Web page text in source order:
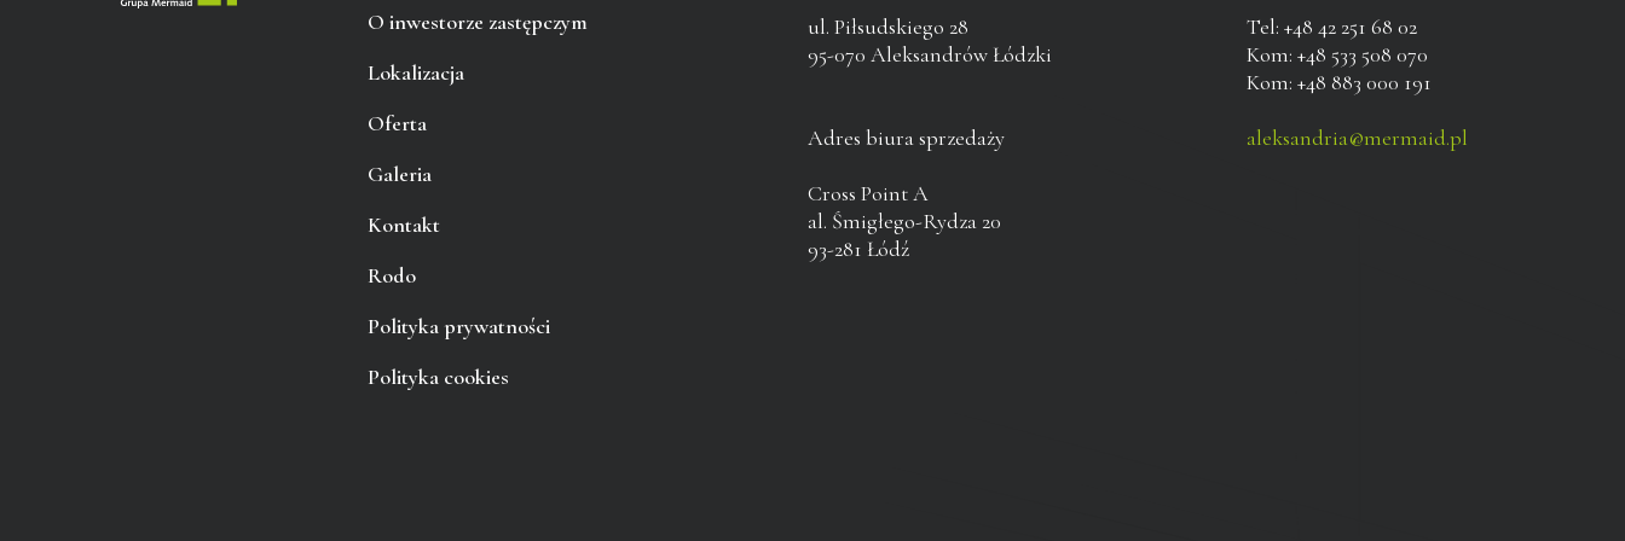
O inwestorze zastępczym
Lokalizacja
Oferta
Galeria
Kontakt
Rodo
Polityka prywatności
Polityka cookies
ul. Piłsudskiego 28
95-070 Aleksandrów Łódzki
Adres biura sprzedaży
Cross Point A
al. Śmigłego-Rydza 20
93-281 Łódź
Tel: +48 42 251 68 02
Kom: +48 533 508 070
Kom: +48 883 000 191
aleksandria@mermaid.pl